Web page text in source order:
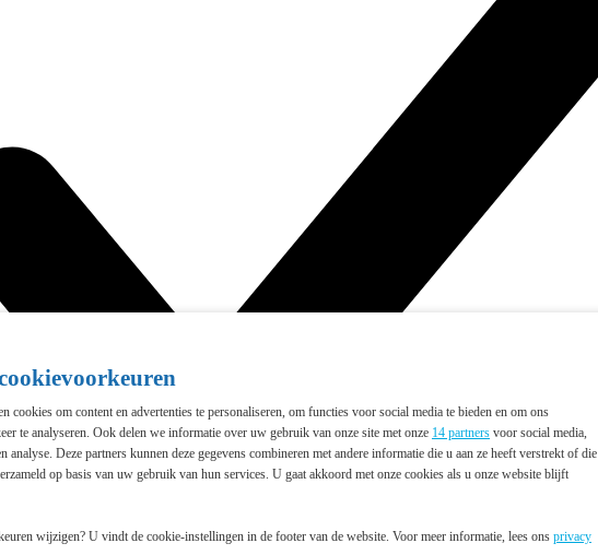
cookies om content en advertenties te personaliseren, om functies voor social media te bieden en om ons
te analyseren. Ook delen we informatie over uw gebruik van onze site met onze 14 partners voor social media,
analyse. Deze partners kunnen deze gegevens combineren met andere informatie die u aan ze heeft verstrekt of die
op basis van uw gebruik van hun services. U gaat akkoord met onze cookies als u onze website blijft
wijzigen? U vindt de cookie-instellingen in de footer van de website. Voor meer informatie, lees ons privacy